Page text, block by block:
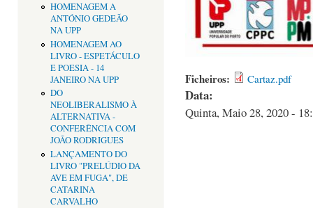
HOMENAGEM A
ANTÓNIO GEDEÃO
NA UPP
HOMENAGEM AO
LIVRO - ESPETÁCULO
E POESIA - 14
JANEIRO NA UPP
DO
NEOLIBERALISMO À
ALTERNATIVA -
CONFERÊNCIA COM
JOÃO RODRIGUES
LANÇAMENTO DO
LIVRO "PRELÚDIO DA
AVE EM FUGA", DE
CATARINA
CARVALHO
Ficheiros: Cartaz.pdf
Data:
Quinta, Maio 28, 2020 -